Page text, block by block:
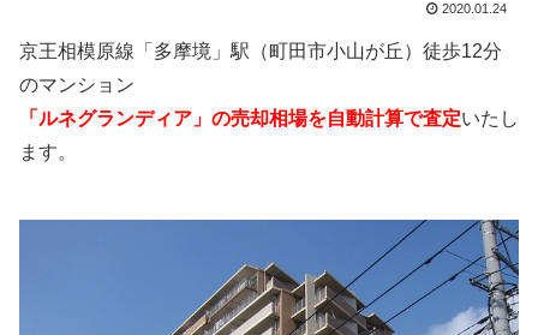
2020.01.24
京王相模原線「多摩境」駅（町田市小山が丘）徒歩12分
のマンション
「ルネグランディア」の売却相場を自動計算で査定いたし
ます。